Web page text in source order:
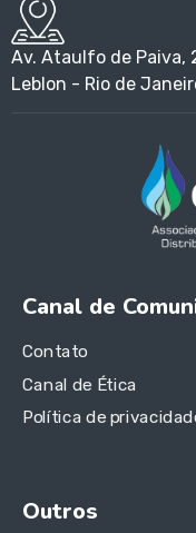
Av. Ataulfo de Paiva,
Leblon - Rio de
Canal de
Contato
Canal de Ética
Política de
Outros